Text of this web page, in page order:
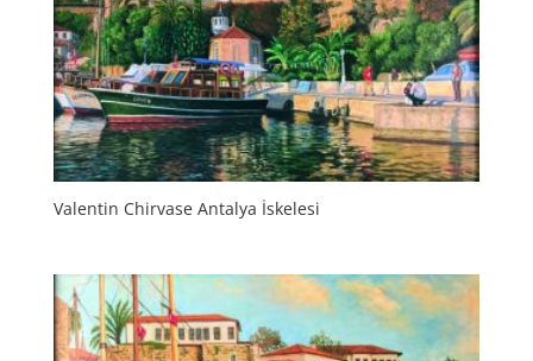
Valentin Chirvase Antalya İskelesi